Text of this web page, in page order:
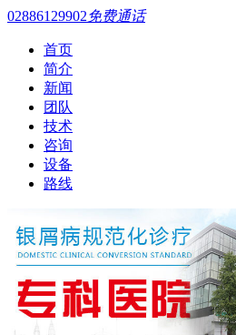
02886129902免费通话
首页
简介
新闻
团队
技术
咨询
设备
路线